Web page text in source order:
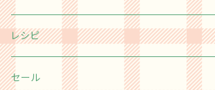
Happy message 30's
moda
カットクロス
Happy message 30's
チャームパック
レシピ
セール